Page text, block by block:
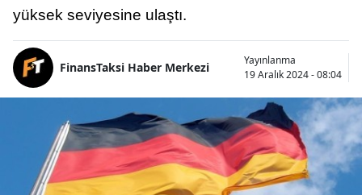
yüksek seviyesine ulaştı.
FinansTaksi Haber Merkezi
Yayınlanma
19 Aralık 2024 - 08:04